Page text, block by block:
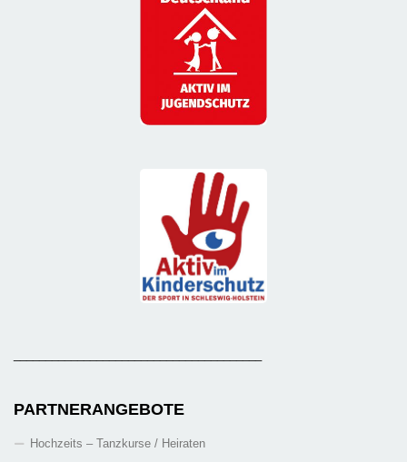
PARTNERANGEBOTE
Hochzeits – Tanzkurse / Heiraten